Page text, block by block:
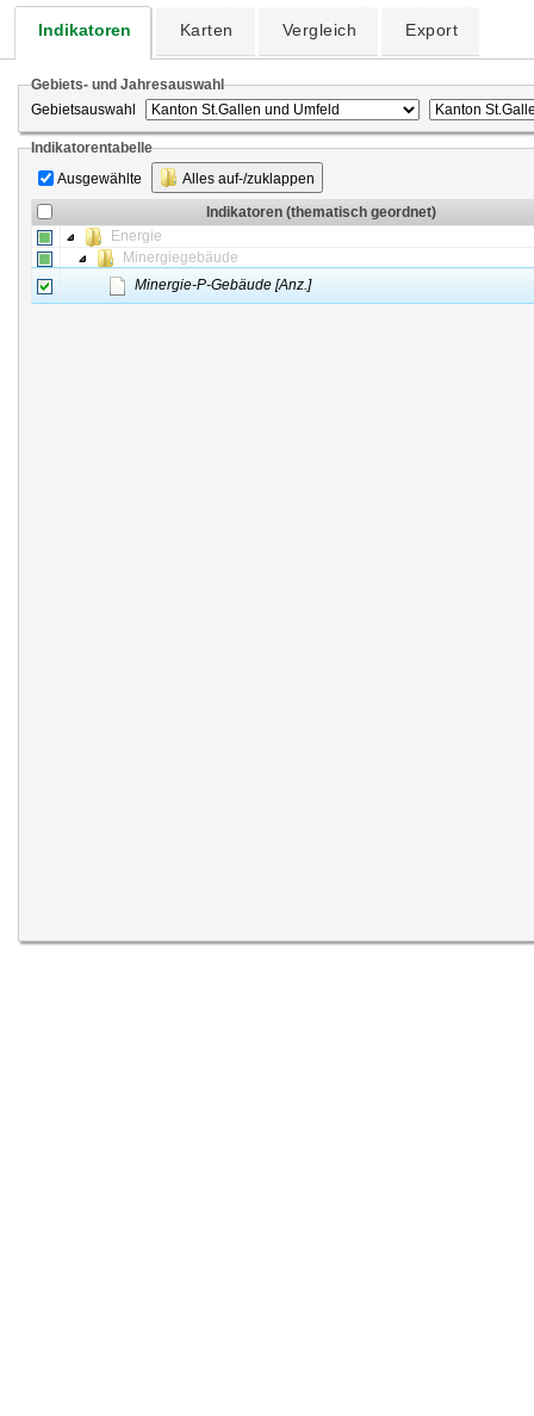
Indikatoren Karten Vergleich Export
Gebiets- und Jahresauswahl
Gebietsauswahl
Indikatorentabelle
Ausgewählte
Alles auf-/zuklappen
Indikatoren (thematisch geordnet)
Energie
Minergiegebäude
Minergie-P-Gebäude [Anz.]